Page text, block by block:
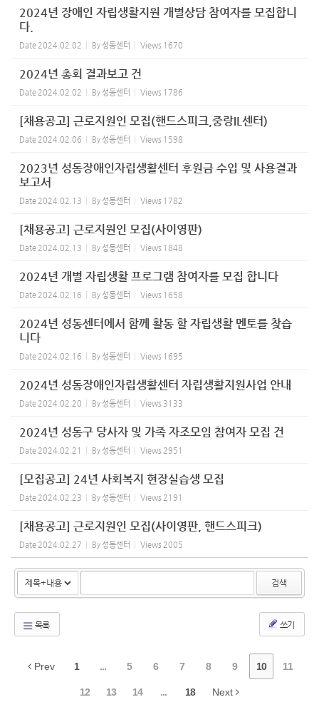
2024년 장애인 자립생활지원 개별상담 참여자를 모집합니
다.
Date 2024.02.02 By성동센터 Views 1670
2024년 총회 결과보고 건
Date 2024.02.02 By성동센터 Views 1786
[채용공고] 근로지원인 모집(핸드스피크,중랑IL센터)
Date 2024.02.06 By성동센터 Views 1598
2023년 성동장애인자립생활센터 후원금 수입 및 사용결과
보고서
Date 2024.02.13 By성동센터 Views 1782
[채용공고] 근로지원인 모집(사이영판)
Date 2024.02.13 By성동센터 Views 1848
2024년 개별 자립생활 프로그램 참여자를 모집 합니다
Date 2024.02.16 By성동센터 Views 1658
2024년 성동센터에서 함께 활동 할 자립생활 멘토를 찾습
니다
Date 2024.02.16 By성동센터 Views 1695
2024년 성동장애인자립생활센터 자립생활지원사업 안내
Date 2024.02.20 By성동센터 Views 3133
2024년 성동구 당사자 및 가족 자조모임 참여자 모집 건
Date 2024.02.21 By성동센터 Views 2951
[모집공고] 24년 사회복지 현장실습생 모집
Date 2024.02.23 By성동센터 Views 2191
[채용공고] 근로지원인 모집(사이영판, 핸드스피크)
Date 2024.02.27 By성동센터 Views 2005
검색
목록 쓰기
Prev 1 ... 5 6 7 8 9 10 11
12 13 14 ... 18 Next